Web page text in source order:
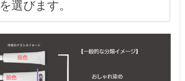
を選びます。